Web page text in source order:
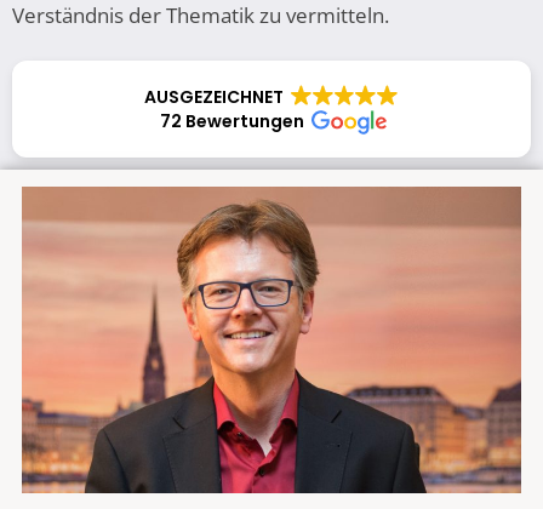
Verständnis der Thematik zu vermitteln.
AUSGEZEICHNET
72 Bewertungen